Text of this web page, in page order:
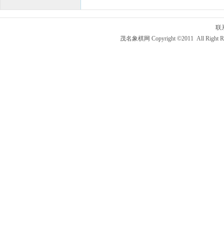
联
茂名象棋网 Copyright ©2011 All Right